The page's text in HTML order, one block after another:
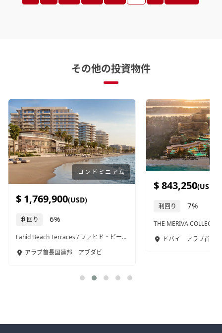
その他の投資物件
アパートホテル
$ 843,250(USD)
利回り 7%
ドバイアラブ首長国連邦
$ 488,000(USD)
利回り 10%
J-Tower 3 / Jタワー3 /
プノンペンカンボ